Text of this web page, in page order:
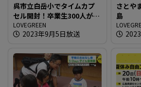
呉市立白岳小でタイムカプ
セル開封！卒業生300人が集
合
LOVEGREEN
2023年9月5日放送
さとや
島